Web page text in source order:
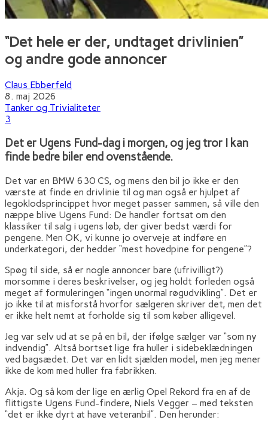
“Det hele er der, undtaget drivlinien”
og andre gode annoncer
Claus Ebberfeld
8. maj 2026
Tanker og Trivialiteter
3
Det er Ugens Fund-dag i morgen, og jeg tror I kan
finde bedre biler end ovenstående.
Det var en BMW 630 CS, og mens den bil jo ikke er den
værste at finde en drivlinie til og man også er hjulpet af
legoklodsprincippet hvor meget passer sammen, så ville den
næppe blive Ugens Fund: De handler fortsat om den
klassiker til salg i ugens løb, der giver bedst værdi for
pengene. Men OK, vi kunne jo overveje at indføre en
underkategori, der hedder “mest hovedpine for pengene”?
Spøg til side, så er nogle annoncer bare (ufrivilligt?)
morsomme i deres beskrivelser, og jeg holdt forleden også
meget af formuleringen “ingen unormal røgudvikling”. Det er
jo ikke til at misforstå hvorfor sælgeren skriver det, men det
er ikke helt nemt at forholde sig til som køber alligevel.
Jeg var selv ud at se på en bil, der ifølge sælger var “som ny
indvendig”. Altså bortset lige fra huller i sidebeklædningen
ved bagsædet. Det var en lidt sjælden model, men jeg mener
ikke de kom med huller fra fabrikken.
Akja. Og så kom der lige en ærlig Opel Rekord fra en af de
flittigste Ugens Fund-findere, Niels Vegger – med teksten
“det er ikke dyrt at have veteranbil”. Den herunder: